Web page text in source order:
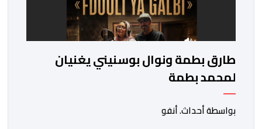
طارق بطمة ونوال بوسنيني يغنيان
لمحمد بطمة
بواسطة أحداث. أنفو